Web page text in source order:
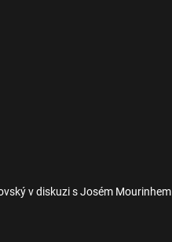
v diskuzi s Josém Mourinhem